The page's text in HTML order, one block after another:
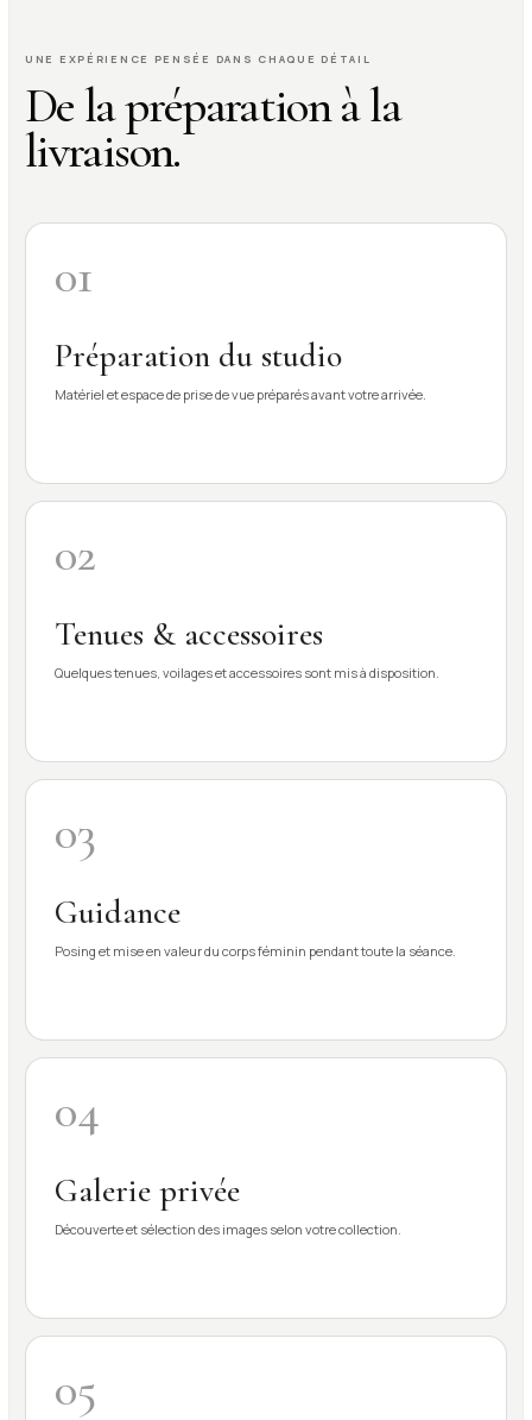
UNE EXPÉRIENCE PENSÉE DANS CHAQUE DÉTAIL
De la préparation à la
livraison.
01
Préparation du studio
Matériel et espace de prise de vue préparés avant votre arrivée.
02
Tenues & accessoires
Quelques tenues, voilages et accessoires sont mis à disposition.
03
Guidance
Posing et mise en valeur du corps féminin pendant toute la séance.
04
Galerie privée
Découverte et sélection des images selon votre collection.
05